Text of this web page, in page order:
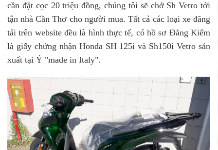
cần đặt cọc 20 triệu đồng, chúng tôi sẽ chở Sh Vetro tới
tận nhà Cần Thơ cho người mua. Tất cả các loại xe đăng
tải trên website đều là hình thực tế, có hồ sơ Đăng Kiểm
là giấy chứng nhận Honda SH 125i và Sh150i Vetro sản
xuất tại Ý "made in Italy".